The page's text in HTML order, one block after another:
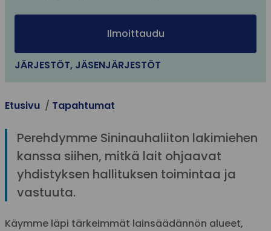
Ilmoittaudu
JÄRJESTÖT, JÄSENJÄRJESTÖT
Etusivu Tapahtumat
Perehdymme Sininauhaliiton lakimiehen
kanssa siihen, mitkä lait ohjaavat
yhdistyksen hallituksen toimintaa ja
vastuuta.
Käymme läpi tärkeimmät lainsäädännön alueet,